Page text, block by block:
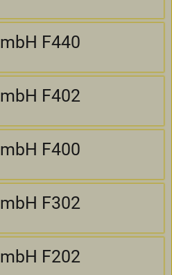
F440
F402
F400
F302
F202